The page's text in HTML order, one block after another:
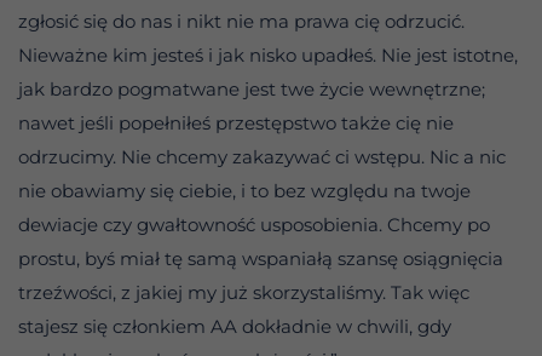
zgłosić się do nas i nikt nie ma prawa cię odrzucić.
Nieważne kim jesteś i jak nisko upadłeś. Nie jest istotne,
jak bardzo pogmatwane jest twe życie wewnętrzne;
nawet jeśli popełniłeś przestępstwo także cię nie
odrzucimy. Nie chcemy zakazywać ci wstępu. Nic a nic
nie obawiamy się ciebie, i to bez względu na twoje
dewiacje czy gwałtowność usposobienia. Chcemy po
prostu, byś miał tę samą wspaniałą szansę osiągnięcia
trzeźwości, z jakiej my już skorzystaliśmy. Tak więc
stajesz się członkiem AA dokładnie w chwili, gdy